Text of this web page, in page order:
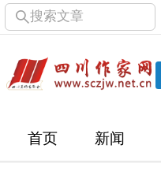
搜索文章
首页 新闻
机构
直属单位 团体会员